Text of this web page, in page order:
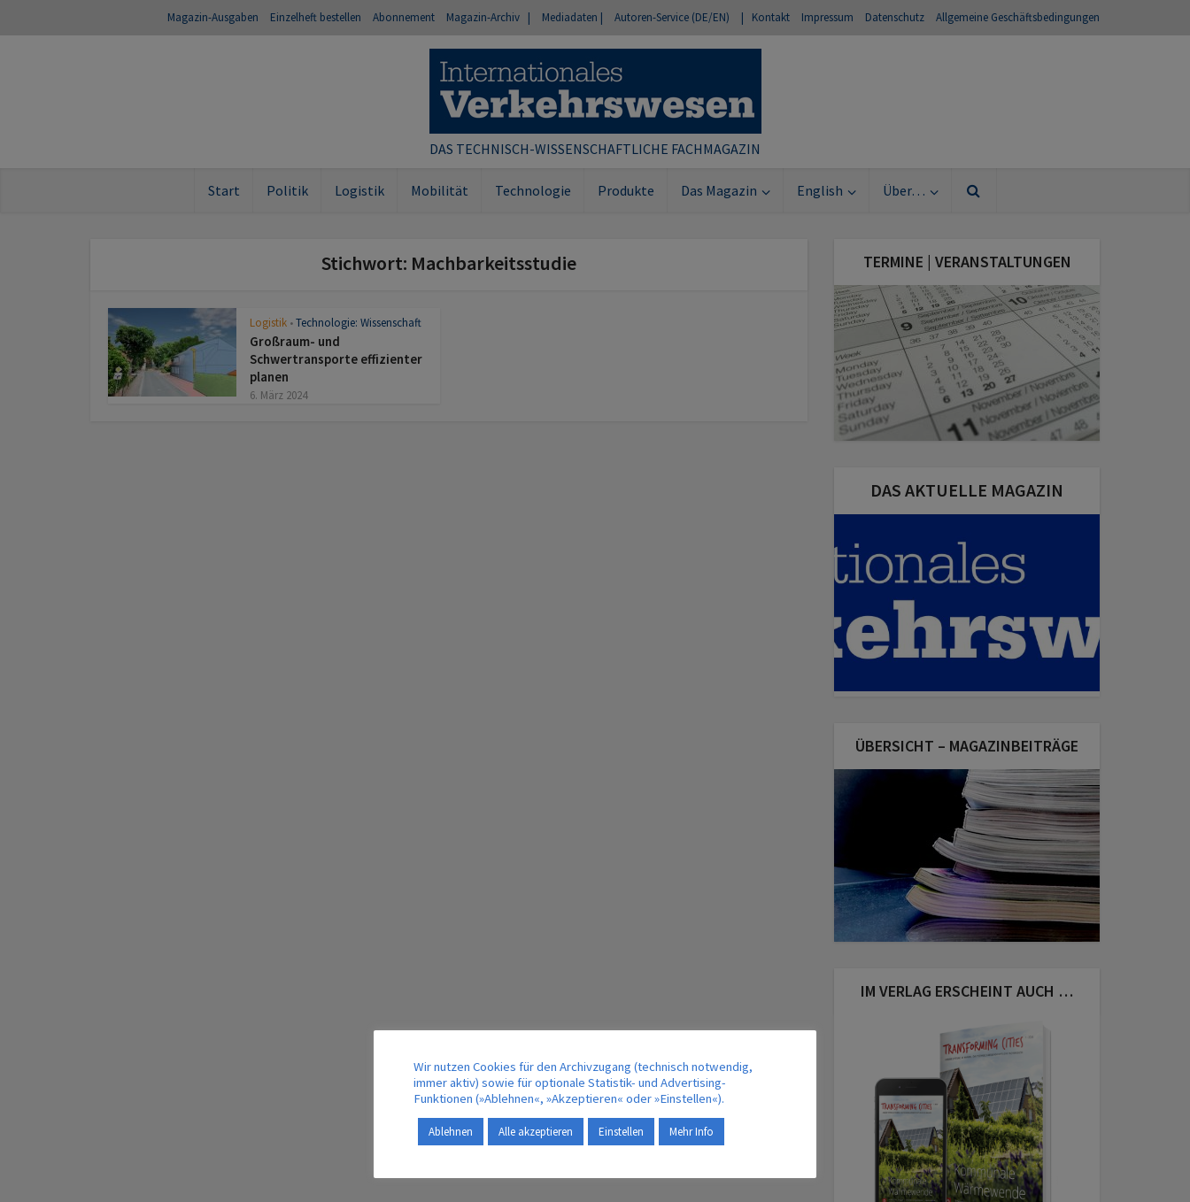
Magazin-Ausgaben Einzelheft bestellen Abonnement Magazin-Archiv | Mediadaten | Autoren-Service (DE/EN) | Kontakt Impressum Datenschutz Allgemeine Geschäftsbedingungen
DAS TECHNISCH-WISSENSCHAFTLICHE FACHMAGAZIN
Start Politik Logistik Mobilität Technologie Produkte Das Magazin English Über…
Stichwort: Machbarkeitsstudie
Logistik • Technologie: Wissenschaft
Großraum- und
Schwertransporte effizienter
planen
6. März 2024
TERMINE | VERANSTALTUNGEN
DAS AKTUELLE MAGAZIN
ÜBERSICHT – MAGAZINBEITRÄGE
IM VERLAG ERSCHEINT AUCH …
Wir nutzen Cookies für den Archivzugang (technisch notwendig,
immer aktiv) sowie für optionale Statistik- und Advertising-
Funktionen (»Ablehnen«, »Akzeptieren« oder »Einstellen«).
Ablehnen Alle akzeptieren Einstellen Mehr Info